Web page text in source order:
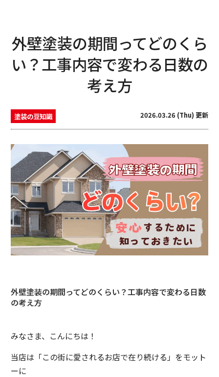
外壁塗装の期間ってどのくら
い？工事内容で変わる日数の
考え方
塗装の豆知識 2026.03.26 (Thu) 更新
外壁塗装の期間ってどのくらい？工事内容で変わる日数
の考え方
みなさま、こんにちは！
当店は「この街に愛されるお店で在り続ける」をモット
ーに